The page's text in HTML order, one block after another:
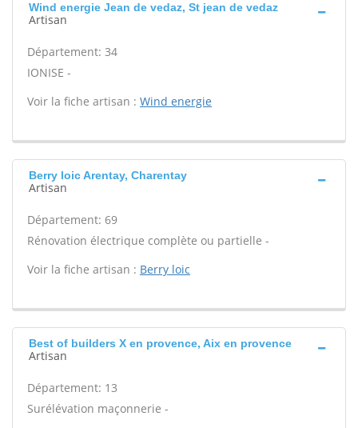
Wind energie Jean de vedaz, St jean de vedaz
Artisan
Département: 34
IONISE -
Voir la fiche artisan : Wind energie
Berry loic Arentay, Charentay
Artisan
Département: 69
Rénovation électrique complète ou partielle -
Voir la fiche artisan : Berry loic
Best of builders X en provence, Aix en provence
Artisan
Département: 13
Surélévation maçonnerie -